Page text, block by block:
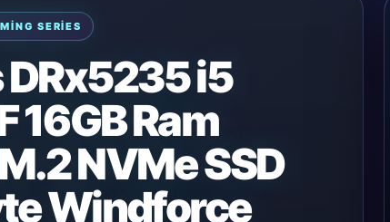
SERIES
DRx5235 i5
16GB Ram
NVMe SSD
Windforce